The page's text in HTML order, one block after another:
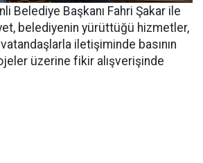
Belediye Başkanı Fahri Şakar ile
belediyenin yürüttüğü hizmetler,
iletişiminde basının
üzerine fikir alışverişinde